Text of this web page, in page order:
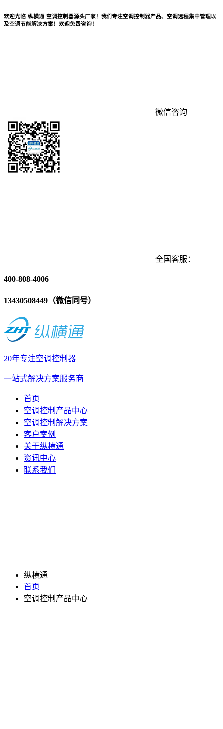
欢迎光临-纵横通-空调控制器源头厂家！我们专注空调控制器产品、空调远程集中管理以
及空调节能解决方案！欢迎免费咨询！
微信咨询
全国客服：
400-808-4006
13430508449（微信同号）
20年专注空调控制器
一站式解决方案服务商
首页
空调控制产品中心
空调控制解决方案
客户案例
关于纵横通
资讯中心
联系我们
纵横通
首页
空调控制产品中心